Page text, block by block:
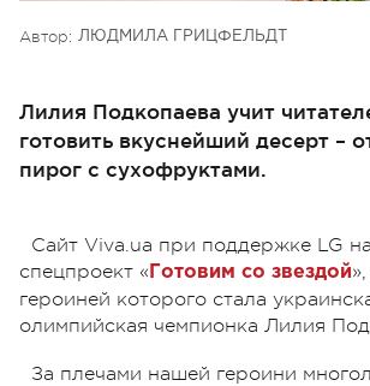
Автор: ЛЮДМИЛА ГРИЦФЕЛЬДТ
Лилия Подкопаева учит
готовить вкуснейший десерт –
пирог с сухофруктами.
Сайт Viva.ua при поддержке LG
спецпроект « Готовим со звездой
героиней которого стала
олимпийская чемпионка Лилия
За плечами нашей героини